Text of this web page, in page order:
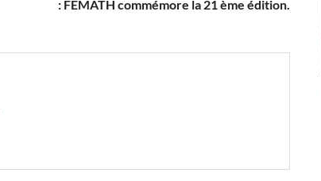
: FEMATH commémore la 21 ème édition.